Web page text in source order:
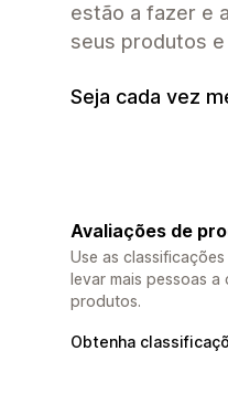
estão a fazer e
seus produtos
Seja cada vez
Avaliações de
Use as
levar mais pessoas a
produtos.
Obtenha